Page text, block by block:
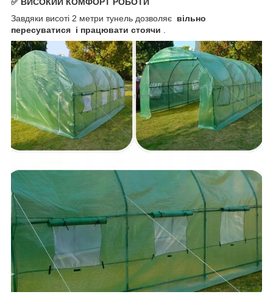
Завдяки висоті 2 метри тунель дозволяє вільно
пересуватися і працювати стоячи